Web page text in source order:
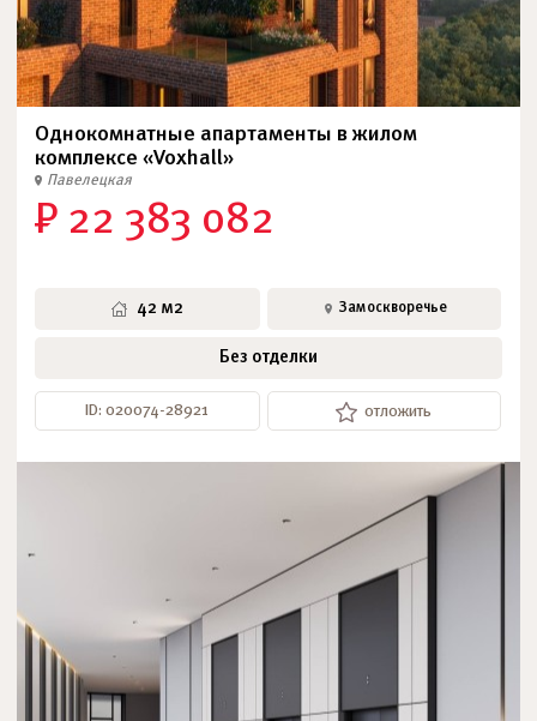
Однокомнатные апартаменты в жилом
комплексе «Voxhall»
Павелецкая
₽ 22 383 082
42 м2 Замоскворечье
Без отделки
ID: 020074-28921 отложить